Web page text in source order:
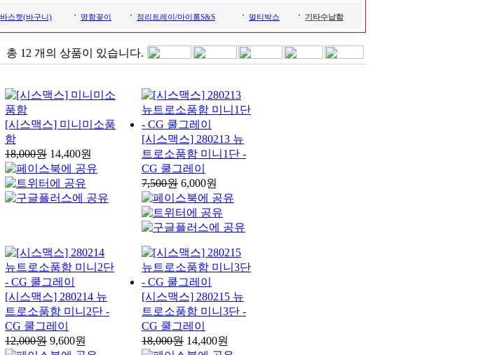
바스켓(바구니) ㆍ 명함꽂이 ㆍ 정리트레이/마이룸S&S ㆍ 멀티박스 ㆍ 기타수납함
총 12 개의 상품이 있습니다.
[시스맥스] 미니미소품
함
18,000원 14,400원
[시스맥스] 280213 뉴
트로소품함 미니1단 -
CG 쿨그레이
7,500원 6,000원
[시스맥스] 280214 뉴
트로소품함 미니2단 -
CG 쿨그레이
12,000원 9,600원
[시스맥스] 280215 뉴
트로소품함 미니3단 -
CG 쿨그레이
18,000원 14,400원